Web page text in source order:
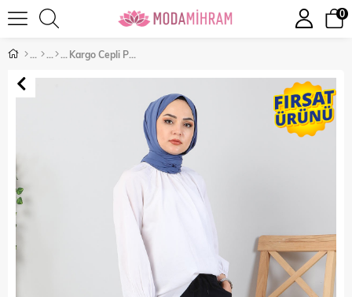
0
Kargo Cepli Pantolon Lacivert 6001